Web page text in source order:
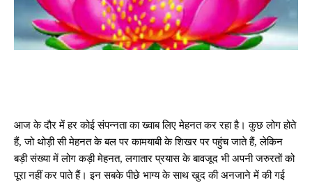
आज के दौर में हर कोई संपन्नता का ख्वाब लिए मेहनत कर रहा है। कुछ लोग होते
हैं, जो थोड़ी सी मेहनत के बल पर कामयाबी के शिखर पर पहुंच जाते हैं, लेकिन
बड़ी संख्या में लोग कड़ी मेहनत, लगातार प्रयास के बावजूद भी अपनी जरुरतों को
पूरा नहीं कर पाते हैं। इन सबके पीछे भाग्य के साथ खुद की अनजाने में की गई